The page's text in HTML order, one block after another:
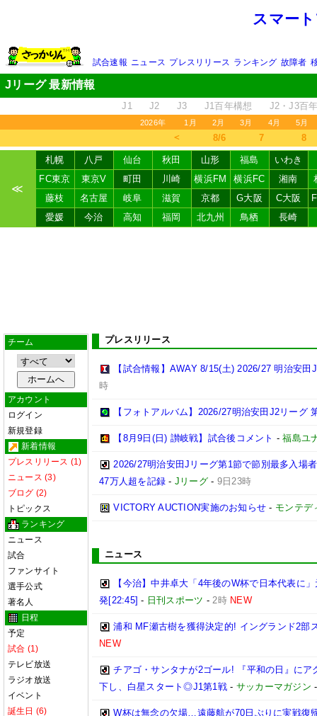
スマー
試合速報 ニュース プレスリリース ランキング 故障者
Jリーグ 最新情報
J1 J2 J3 J1百年構想 J2・J3百
2026年 1月 2月 3月 4月 5月
＜ 8/6 7 8
≪
札幌 八戸 仙台 秋田 山形 福島
いわき
FC東京
東京V 町田 川崎 横浜FM 横浜FC 湘南
藤枝
名古屋 岐阜 滋賀 京都 G大阪 C大阪
愛媛
今治 高知 福岡 北九州 鳥栖 長崎
チーム
アカウント
ログイン
新規登録
新着情報
プレスリリース (1)
ニュース (3)
ブログ (2)
トピックス
ランキング
ニュース
試合
ファンサイト
選手公式
著名人
日程
予定
試合 (1)
テレビ放送
ラジオ放送
イベント
誕生日 (6)
プレスリリース
【試合情報】AWAY 8/15(土) 2026/27 明治安
時
【フォトアルバム】2026/27明治安田J2リーグ
【8月9日(日) 讃岐戦】試合後コメント -福島ユ
2026/27明治安田Jリーグ第1節で節別最多入場
47万人超を記録 - Jリーグ - 9日23時
VICTORY AUCTION実施のお知らせ - モンテデ
ニュース
【今治】中井卓大「4年後のW杯で日本代表に
発[22:45] - 日刊スポーツ -2時 NEW
浦和 MF瀬古樹を獲得決定的! イングランド2部
NEW
チアゴ・サンタナが2ゴール! 『平和の日』に
下し、白星スタート◎J1第1戦 - サッカーマガジン
W杯は無念の欠場…遠藤航が70日ぶりに実戦復